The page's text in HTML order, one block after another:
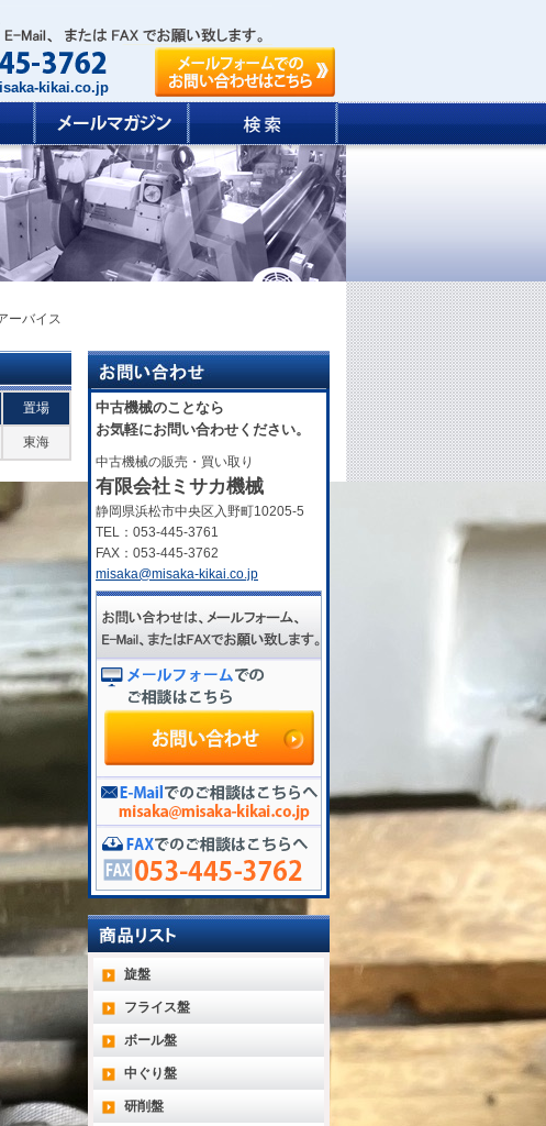
kikai.co.jp
ーバイス
置場
東海
中古機械のことなら
お気軽にお問い合わせください。
中古機械の販売・買い取り
有限会社ミサカ機械
静岡県浜松市中央区入野町10205-5
TEL：053-445-3761
FAX：053-445-3762
misaka@misaka-kikai.co.jp
旋盤
フライス盤
ボール盤
中ぐり盤
研削盤